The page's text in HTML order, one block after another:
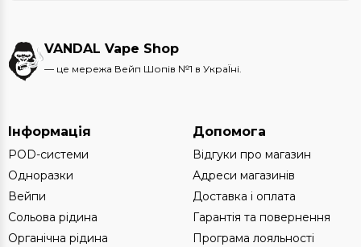
бавовна (вата) для електронок
характеристики та працездатність.
Чому варто обрати наш магазин?
Наша перевага полягає:
VANDAL Vape Shop
— це мережа Вейп Шопів №1 в УкраЇні.
Інформація
POD-системи
Одноразки
Вейпи
Сольова рідина
Органічна рідина
Допомога
Відгуки про магазин
Адреси магазинів
Доставка і оплата
Гарантія та повернення
Програма лояльності